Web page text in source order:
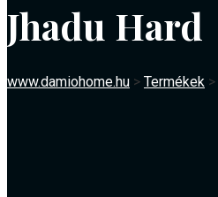
Jhadu Hard
www.damiohome.hu > Termékek >